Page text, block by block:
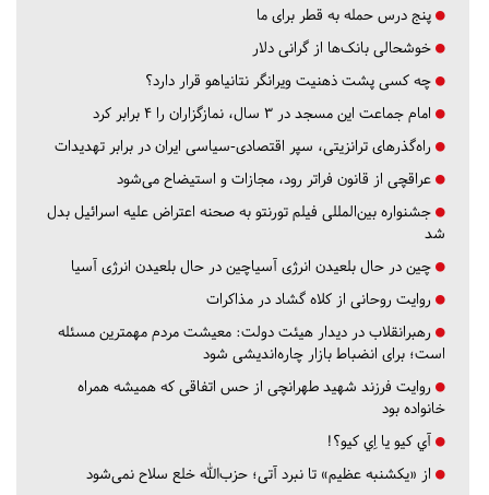
پنج درس‌ حمله به قطر برای ما
خوشحالی بانک‌ها از گرانی دلار
چه کسی پشت ذهنیت ویرانگر نتانیاهو قرار دارد؟
امام جماعت این مسجد در ۳ سال، نمازگزاران را ۴ برابر کرد
راه‌گذرهای ترانزیتی، سپر اقتصادی-سیاسی ایران در برابر تهدیدات
عراقچی از قانون فراتر رود، مجازات و استیضاح می‌شود
جشنواره بین‌المللی فیلم تورنتو به صحنه اعتراض علیه اسرائیل بدل
شد
چین در حال بلعیدن انرژی آسیاچین در حال بلعیدن انرژی آسیا
روایت روحانی از کلاه گشاد در مذاکرات
رهبرانقلاب در دیدار هیئت دولت: معیشت مردم مهمترین مسئله
است؛ برای انضباط بازار چاره‌اندیشی شود
روایت فرزند شهید طهرانچی از حس اتفاقی که همیشه همراه
خانواده بود
آي كيو يا اِي كيو؟!
از «یکشنبه عظیم» تا نبرد آتی؛ حزب‌الله خلع سلاح نمی‌شود